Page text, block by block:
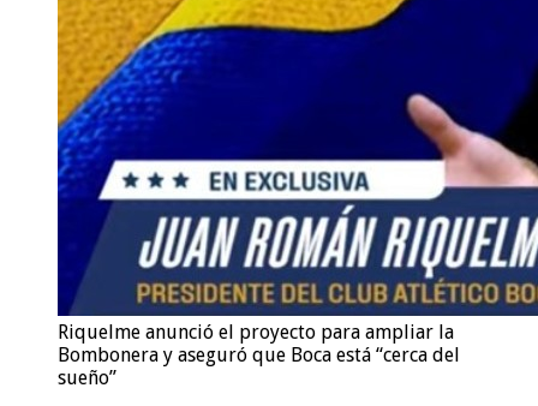
Riquelme anunció el proyecto para ampliar la
Bombonera y aseguró que Boca está “cerca del
sueño”